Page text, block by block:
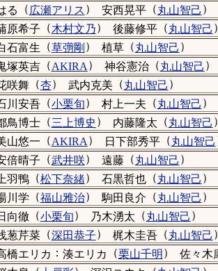
る （ 広瀬アリス ） 安西晃平（丸山智己 ）
原希子 （木村文乃） 後藤修平（丸山智己 ）
石富生 （草彅剛 ） 植草 （丸山智己 ）
塚英吉（AKIRA ） 神谷憲治（丸山智己 ）
咲舞（杏） 武内克美 （丸山智己 ）
川安吾（小栗旬） 村上一夫 （丸山智己 ）
鳥博士（三上博史 ） 内藤隆太 （丸山智己 ）
山悠一 （AKIRA ） 日下部秀平（丸山智己
倍晴子 （武井咲） 遠藤（丸山智己 ）
上羽鴨（松下奈緒） 石黒哲也 （丸山智己 ）
川学 （福山雅治） 駒田良介 （丸山智己 ）
向徹 （小栗旬） 乃木湧太 （丸山智己 ）
葱芹菜（深田恭子） 梶木圭吾（丸山智己 ）
橋エリカ ： 湊エリカ （栗山千明 ） 佐々木